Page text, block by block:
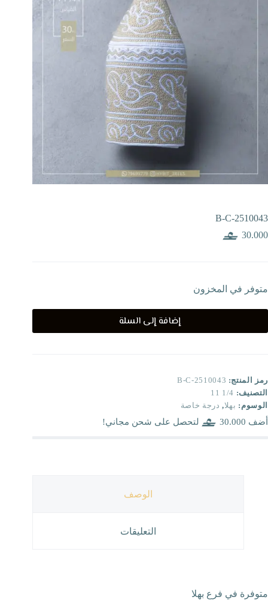
B-C-2510043
30.000
متوفر في المخزون
إضافة إلى السلة
رمز المنتج: B-C-2510043
التصنيف: 1/4 11
الوسوم: بهلا, درجة خاصة
أضف 30.000 لتحصل على شحن مجاني!
الوصف
التعليقات
متوفرة في فرع بهلا